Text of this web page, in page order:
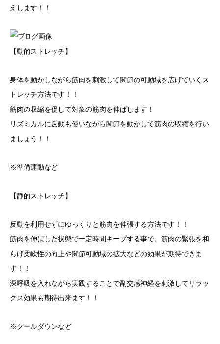
えします！！
【動的ストレッチ】
身体を動かしながら筋肉を刺激して関節の可動域を広げていくス
トレッチ方法です！！
筋肉の収縮を促して対象の筋肉を伸ばします！
リズミカルに反動も使いながら関節を動かして筋肉の収縮を行い
ましょう！！
※準備運動など
【静的ストレッチ】
反動を利用せずにゆっくりと筋肉を伸張する方法です！！
筋肉を伸ばした状態で一定時間キープする事で、筋肉の緊張を和
らげ柔軟性の向上や関節可動域の拡大などの効果が期待できま
す！！
深呼吸を入れながら実践することで副交感神経を刺激してリラッ
クス効果も期待出来ます！！
※クールダウンなど